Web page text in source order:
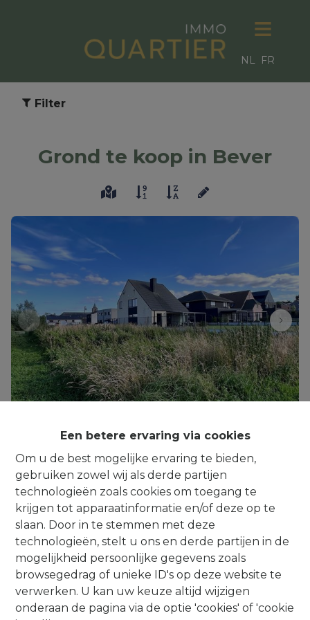
Een betere ervaring via cookies
Om u de best mogelijke ervaring te bieden,
gebruiken zowel wij als derde partijen
technologieën zoals cookies om toegang te
krijgen tot apparaatinformatie en/of deze op te
slaan. Door in te stemmen met deze
technologieën, stelt u ons en derde partijen in de
mogelijkheid persoonlijke gegevens zoals
browsegedrag of unieke ID's op deze website te
verwerken. U kan uw keuze altijd wijzigen
onderaan de pagina via de optie 'cookies' of 'cookie
NL FR
Filter
Grond te koop in Bever
BEVER : mooie bouwgrond voor een 4-
Ter Eecke , 1547 Bever | Ref: 538
€ 169.900
686 m²